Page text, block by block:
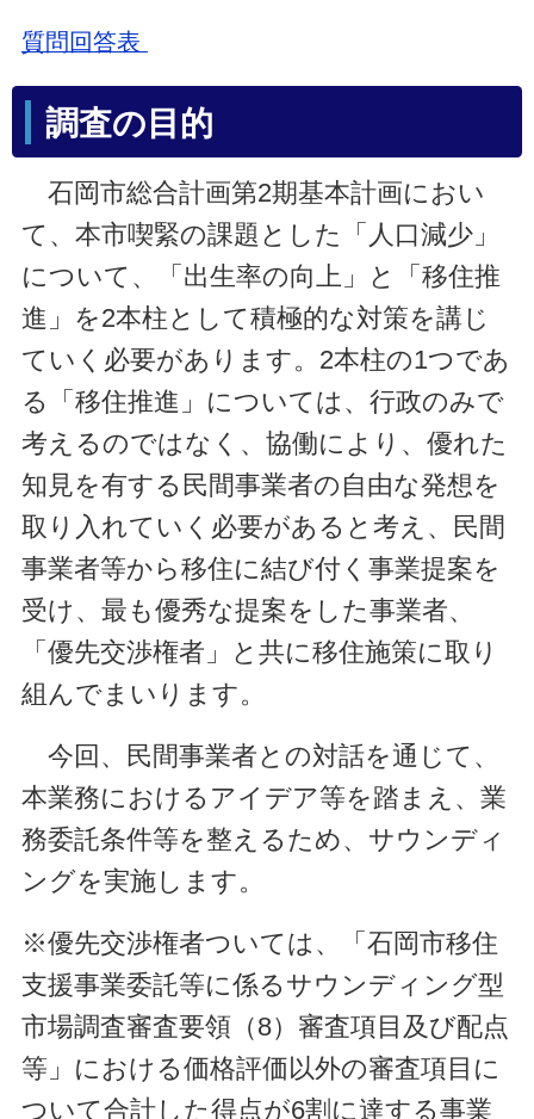
質問回答表
調査の目的
石岡市総合計画第2期基本計画におい
て、本市喫緊の課題とした「人口減少」
について、「出生率の向上」と「移住推
進」を2本柱として積極的な対策を講じ
ていく必要があります。2本柱の1つであ
る「移住推進」については、行政のみで
考えるのではなく、協働により、優れた
知見を有する民間事業者の自由な発想を
取り入れていく必要があると考え、民間
事業者等から移住に結び付く事業提案を
受け、最も優秀な提案をした事業者、
「優先交渉権者」と共に移住施策に取り
組んでまいります。
今回、民間事業者との対話を通じて、
本業務におけるアイデア等を踏まえ、業
務委託条件等を整えるため、サウンディ
ングを実施します。
※優先交渉権者ついては、「石岡市移住
支援事業委託等に係るサウンディング型
市場調査審査要領（8）審査項目及び配点
等」における価格評価以外の審査項目に
ついて合計した得点が6割に達する事業